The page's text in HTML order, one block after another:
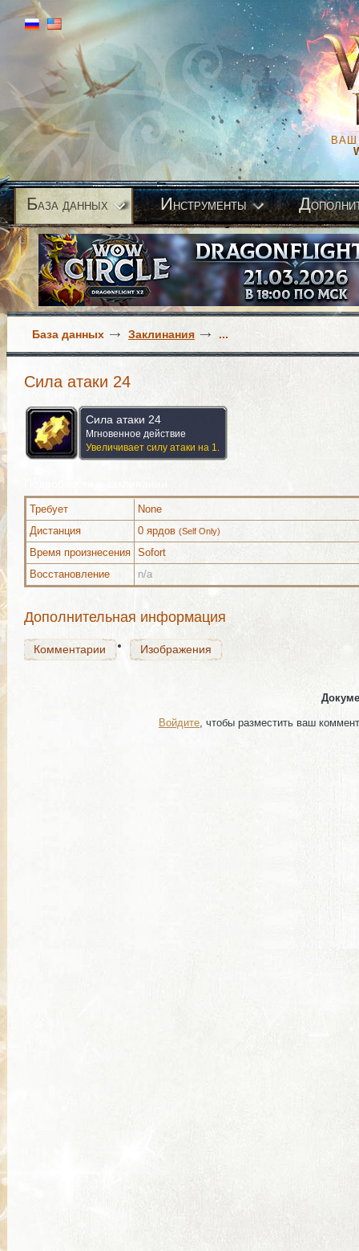
ВАШ
База данных Инструменты Д
База данных Заклинания ...
Сила атаки 24
Сила атаки 24
Мгновенное действие
Увеличивает силу атаки на 1.
Требует
None
Дистанция
0 ярдов (Self Only)
Время произнесения Sofort
Восстановление
n/a
Дополнительная информация
Комментарии Изображения
Комментарии Изображения
Комментарии Изображения
Войдите , чтобы разместить ваш